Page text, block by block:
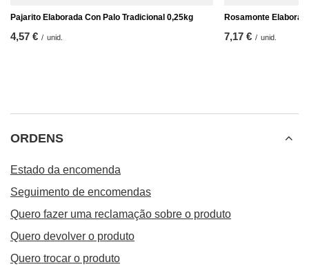
Pajarito Elaborada Con Palo Tradicional 0,25kg
4,57 € / unid.
Rosamonte
7,17 € / unid.
ORDENS
Estado da encomenda
Seguimento de encomendas
Quero fazer uma reclamação sobre o produto
Quero devolver o produto
Quero trocar o produto